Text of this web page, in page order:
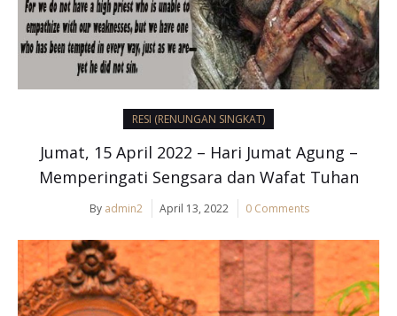
RESI (RENUNGAN SINGKAT)
Jumat, 15 April 2022 – Hari Jumat Agung –
Memperingati Sengsara dan Wafat Tuhan
By admin2 April 13, 2022 0 Comments